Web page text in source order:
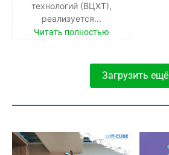
технологий (ВЦХТ),
реализуется...
Читать полностью
Загрузить ещё